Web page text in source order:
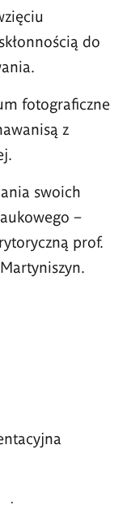
do
fotograficzne
z
swoich
–
prof.